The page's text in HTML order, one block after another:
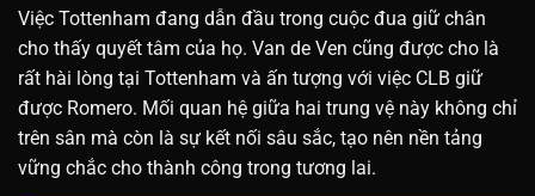
Việc Tottenham đang dẫn đầu trong cuộc đua giữ chân
cho thấy quyết tâm của họ. Van de Ven cũng được cho là
rất hài lòng tại Tottenham và ấn tượng với việc CLB giữ
được Romero. Mối quan hệ giữa hai trung vệ này không chỉ
trên sân mà còn là sự kết nối sâu sắc, tạo nên nền tảng
vững chắc cho thành công trong tương lai.